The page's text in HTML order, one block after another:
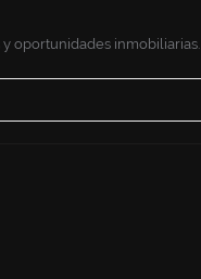
oportunidades inmobiliarias.